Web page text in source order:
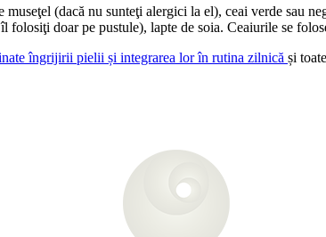
(dacă nu sunteţi alergici la el), ceai verde sau
doar pe pustule), lapte de soia. Ceaiurile se
îngrijirii pielii și integrarea lor în rutina zilnică și